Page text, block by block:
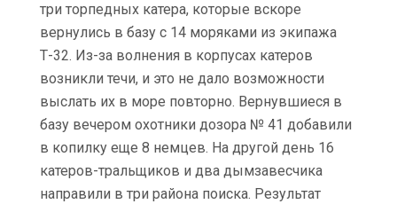
три торпедных катера, которые вскоре
вернулись в базу с 14 моряками из экипажа
Т-32. Из-за волнения в корпусах катеров
возникли течи, и это не дало возможности
выслать их в море повторно. Вернувшиеся в
базу вечером охотники дозора № 41 добавили
в копилку еще 8 немцев. На другой день 16
катеров-тральщиков и два дымзавесчика
направили в три района поиска. Результат